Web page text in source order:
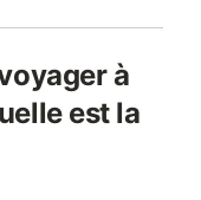
à
est la